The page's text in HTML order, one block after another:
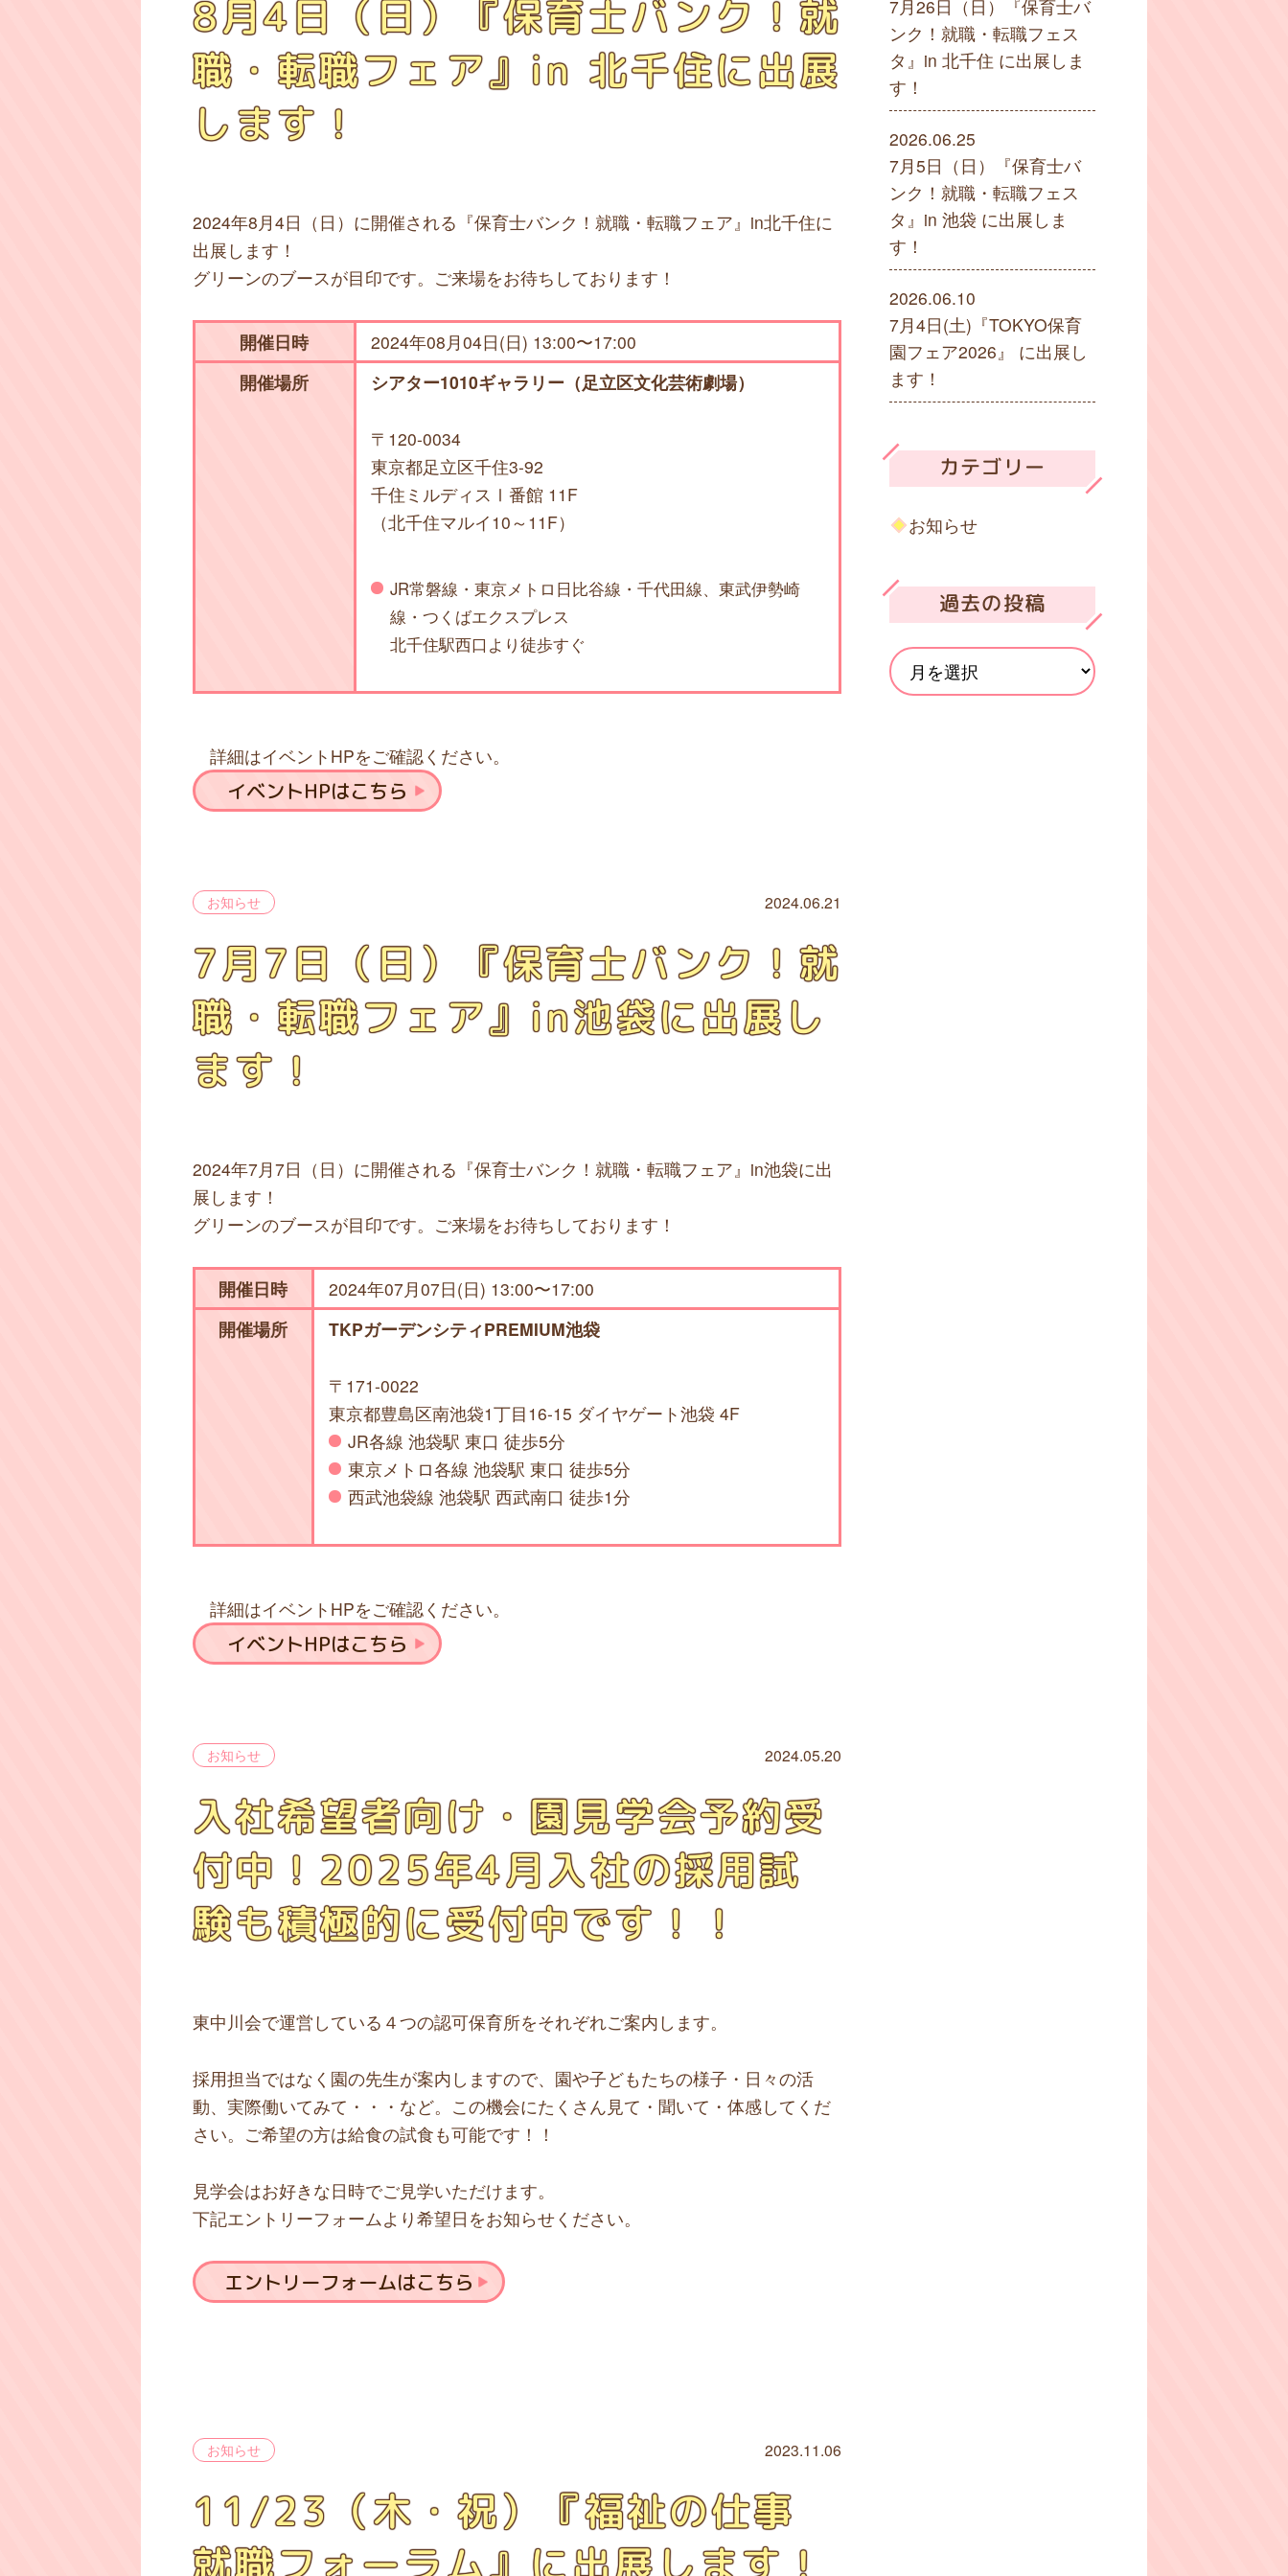
8月4日（日）『保育士バンク！就
職・転職フェア』in 北千住に出展
します！
2024年8月4日（日）に開催される『保育士バンク！就職・転職フェア』in北千住に
出展します！
グリーンのブースが目印です。ご来場をお待ちしております！
開催日時
2024年08月04日(日) 13:00〜17:00
開催場所
シアター1010ギャラリー（足立区文化芸術劇場）
〒120-0034
東京都足立区千住3-92
千住ミルディスⅠ番館 11F
（北千住マルイ10～11F）
JR常磐線・東京メトロ日比谷線・千代田線、東武伊勢崎
線・つくばエクスプレス
北千住駅西口より徒歩すぐ
詳細はイベントHPをご確認ください。
イベントHPはこちら
お知らせ 2024.06.21
7月7日（日）『保育士バンク！就
職・転職フェア』in池袋に出展し
ます！
2024年7月7日（日）に開催される『保育士バンク！就職・転職フェア』in池袋に出
展します！
グリーンのブースが目印です。ご来場をお待ちしております！
開催日時
2024年07月07日(日) 13:00〜17:00
開催場所
TKPガーデンシティPREMIUM池袋
〒171-0022
東京都豊島区南池袋1丁目16-15 ダイヤゲート池袋 4F
JR各線 池袋駅 東口 徒歩5分
東京メトロ各線 池袋駅 東口 徒歩5分
西武池袋線 池袋駅 西武南口 徒歩1分
詳細はイベントHPをご確認ください。
イベントHPはこちら
お知らせ 2024.05.20
入社希望者向け・園見学会予約受
付中！2025年4月入社の採用試
験も積極的に受付中です！！
東中川会で運営している４つの認可保育所をそれぞれご案内します。
採用担当ではなく園の先生が案内しますので、園や子どもたちの様子・日々の活
動、実際働いてみて・・・など。この機会にたくさん見て・聞いて・体感してくだ
さい。ご希望の方は給食の試食も可能です！！
見学会はお好きな日時でご見学いただけます。
下記エントリーフォームより希望日をお知らせください。
エントリーフォームはこちら
お知らせ 2023.11.06
11/23（木・祝）『福祉の仕事
就職フォーラム』に出展します！
7月26日（日）『保育士バ
ンク！就職・転職フェス
タ』in 北千住 に出展しま
す！
2026.06.25
7月5日（日）『保育士バ
ンク！就職・転職フェス
タ』in 池袋 に出展しま
す！
2026.06.10
7月4日(土)『TOKYO保育
園フェア2026』 に出展し
ます！
カテゴリー
お知らせ
過去の投稿